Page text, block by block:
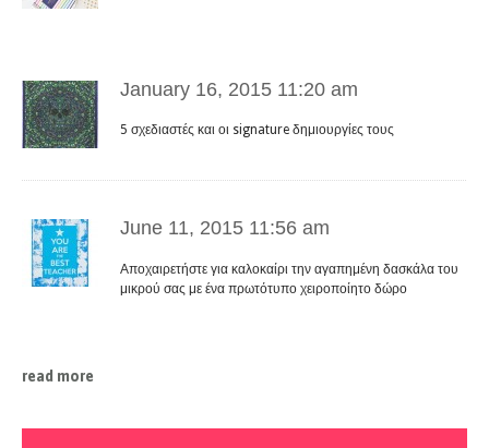
January 16, 2015 11:20 am
5 σχεδιαστές και οι signature δημιουργίες τους
June 11, 2015 11:56 am
Αποχαιρετήστε για καλοκαίρι την αγαπημένη δασκάλα του
μικρού σας με ένα πρωτότυπο χειροποίητο δώρο
read more